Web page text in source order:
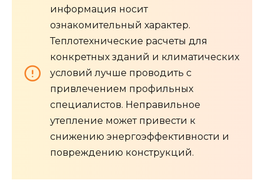
информация носит
ознакомительный характер.
Теплотехнические расчеты для
конкретных зданий и климатических
условий лучше проводить с
привлечением профильных
специалистов. Неправильное
утепление может привести к
снижению энергоэффективности и
повреждению конструкций.